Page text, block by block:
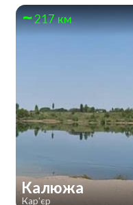
217 км
Калюжа
Кар'єр